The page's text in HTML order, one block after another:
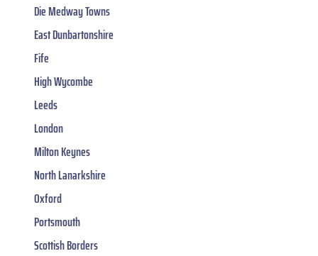
Die Medway Towns
East Dunbartonshire
Fife
High Wycombe
Leeds
London
Milton Keynes
North Lanarkshire
Oxford
Portsmouth
Scottish Borders